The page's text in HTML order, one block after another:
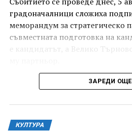
градоначалници сложиха
меморандум за стратегическо
съвместната подготовка на
е кандидатът, а Велико
ЗАРЕДИ ОЩЕ
КУЛТУРА